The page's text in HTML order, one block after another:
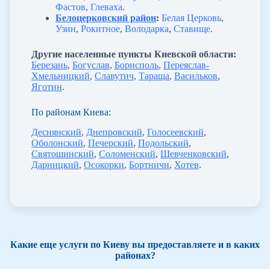
Фастов, Глеваха.
Белоцерковский район: Белая Церковь,
Узин, Рокитное, Володарка, Ставище.
Другие населенные пункты Киевской области:
Березань, Богуслав, Борисполь, Переяслав-
Хмельницкий, Славутич, Тараща, Васильков,
Яготин.
По районам Киева:
Деснянский, Днепровский, Голосеевский,
Оболонский, Печерский, Подольский,
Святошинский, Соломенский, Шевченковский,
Дарницкий, Осокорки, Бортничи, Хотев.
Какие еще услуги по Киеву вы предоставляете и в каких
районах?